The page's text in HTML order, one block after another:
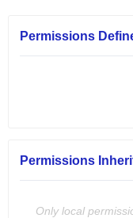
Permissions
Permissions
Only local